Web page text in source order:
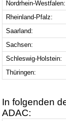
Nordrhein-Westfalen:
Rheinland-Pfalz:
Saarland:
Sachsen:
Schleswig-Holstein:
Thüringen:
In folgenden
ADAC: